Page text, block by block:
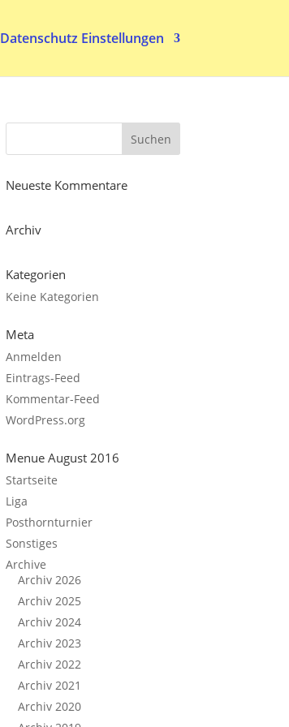
Datenschutz Einstellungen
Neueste Kommentare
Archiv
Kategorien
Keine Kategorien
Meta
Anmelden
Eintrags-Feed
Kommentar-Feed
WordPress.org
Menue August 2016
Startseite
Liga
Posthornturnier
Sonstiges
Archive
Archiv 2026
Archiv 2025
Archiv 2024
Archiv 2023
Archiv 2022
Archiv 2021
Archiv 2020